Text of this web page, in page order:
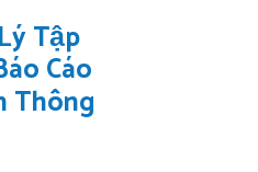
Tập
Cáo
Thông